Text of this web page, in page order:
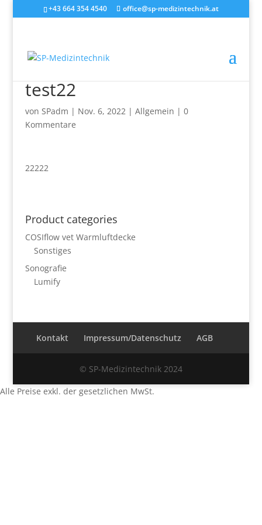
+43 664 354 4540 office@sp-medizintechnik.at
test22
von SPadm | Nov. 6, 2022| Allgemein | 0
Kommentare
22222
Product categories
COSIflow vet Warmluftdecke
Sonstiges
Sonografie
Lumify
Kontakt Impressum/Datenschutz AGB
© SP-Medizintechnik 2024
Alle Preise exkl. der gesetzlichen MwSt.